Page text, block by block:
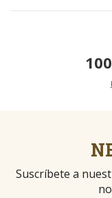
Suscríbete a